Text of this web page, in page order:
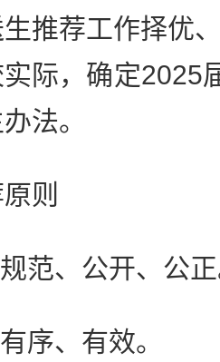
推荐工作择优
际，确定2025
法。
则
、公开、公
、有效。